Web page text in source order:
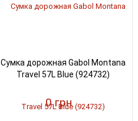
Сумка дорожная Gabol Montana
Travel 57L Blue (924732)
0 грн